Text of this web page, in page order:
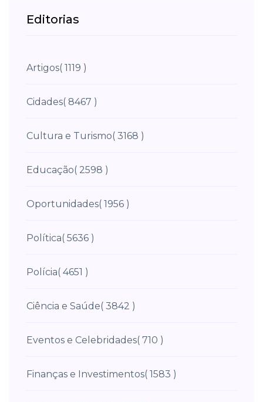
Editorias
Artigos( 1119 )
Cidades( 8467 )
Cultura e Turismo( 3168 )
Educação( 2598 )
Oportunidades( 1956 )
Política( 5636 )
Polícia( 4651 )
Ciência e Saúde( 3842 )
Eventos e Celebridades( 710 )
Finanças e Investimentos( 1583 )